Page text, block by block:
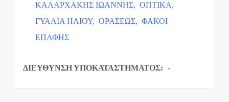
ΚΑΛΑΡΧΑΚΗΣ ΙΩΑΝΝΗΣ, ΟΠΤΙΚΑ,
ΓΥΑΛΙΑ ΗΛΙΟΥ, ΟΡΑΣΕΩΣ, ΦΑΚΟΙ
ΕΠΑΦΗΣ
ΔΙΕΥΘΥΝΣΗ ΥΠΟΚΑΤΑΣΤΗΜΑΤΟΣ: -